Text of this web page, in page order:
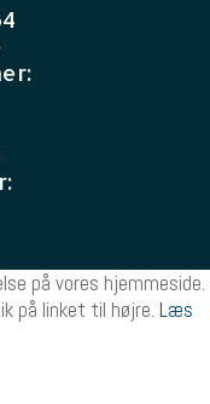
:
på vores hjemmeside.
på linket til højre. Læs